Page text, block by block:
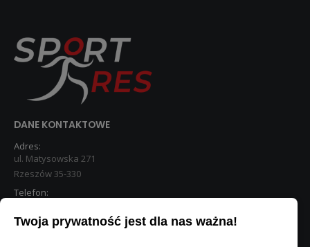
DANE KONTAKTOWE
Adres:
ul. Matysowska 271
Rzeszów 35-330
Telefon:
STREFA KLIENTA
Twoja prywatność jest dla nas ważna!